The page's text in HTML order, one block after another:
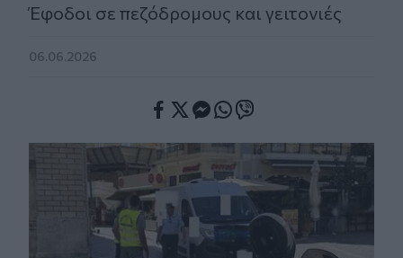
Έφοδοι σε πεζόδρομους και γειτονιές
06.06.2026